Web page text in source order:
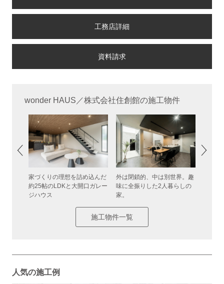
工務店詳細
wonder HAUS／株式会社住創館の施工物件
家づくりの理想を詰め込んだ
約25帖のLDKと大開口ガレー
ジハウス
外は閉鎖的、中は別世界。趣
味に全振りした2人暮らしの
家。
施工物件一覧
人気の施工例